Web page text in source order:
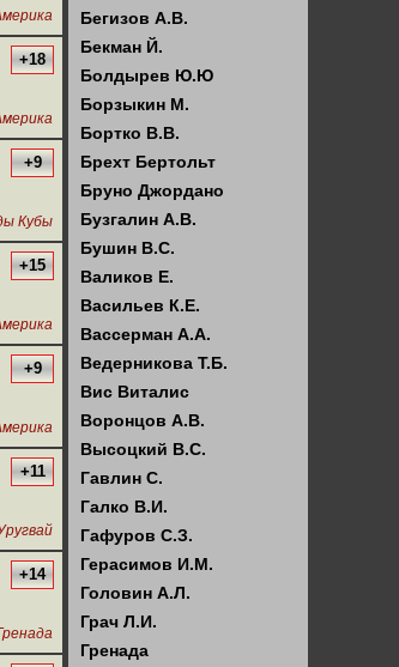
+18
+9
Кубы
+15
+9
+11
+14
Бегизов А.В.
Бекман Й.
Болдырев Ю.Ю
Борзыкин М.
Бортко В.В.
Брехт Бертольт
Бруно Джордано
Бузгалин А.В.
Бушин В.С.
Валиков Е.
Васильев К.Е.
Вассерман А.А.
Ведерникова Т.Б.
Вис Виталис
Воронцов А.В.
Высоцкий В.С.
Гавлин С.
Галко В.И.
Гафуров С.З.
Герасимов И.М.
Головин А.Л.
Грач Л.И.
Гренада